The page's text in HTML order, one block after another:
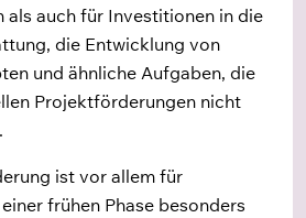
als auch für Investitionen in die
die Entwicklung von
und ähnliche Aufgaben, die
Projektförderungen nicht
ist vor allem für
frühen Phase besonders